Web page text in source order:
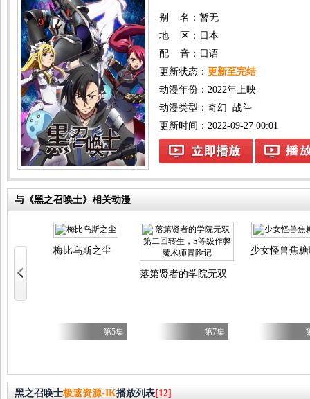
别 名：暂无
地 区：日本
配 音：日语
更新状态： 更新至完结
动漫年份： 2022年上映
动漫类型： 奇幻 战斗
更新时间：2022-09-27 00:01
与《黑之召唤士》相关动漫
梅比乌斯之尘
第5集
落第贤者的学院无双第二回转生，S等
第7集
少女怪兽焦
黑之召唤士极速资源-IK播放列表[12]